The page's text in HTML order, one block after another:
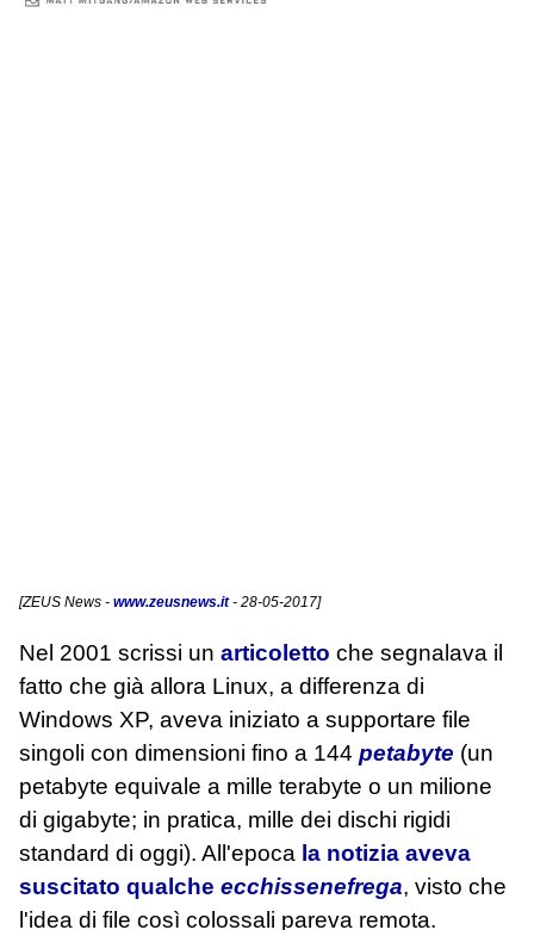
[ZEUS News - www.zeusnews.it- 28-05-2017]
Nel 2001 scrissi un articoletto che segnalava il
fatto che già allora Linux, a differenza di
Windows XP, aveva iniziato a supportare file
singoli con dimensioni fino a 144 petabyte (un
petabyte equivale a mille terabyte o un milione
di gigabyte; in pratica, mille dei dischi rigidi
standard di oggi). All'epoca la notizia aveva
suscitato qualche ecchissenefrega, visto che
l'idea di file così colossali pareva remota.